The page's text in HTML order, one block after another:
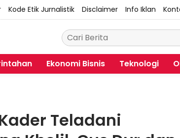
Kode Etik Jurnalistik Disclaimer Info Iklan
Ekonomi Bisnis Teknologi
Teladani